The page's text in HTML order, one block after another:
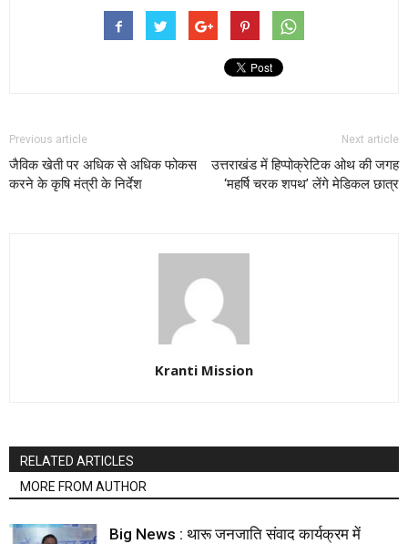
Previous article
जैविक खेती पर अधिक से अधिक फोकस
करने के कृषि मंत्री के निर्देश
Next article
उत्तराखंड में हिप्पोक्रेटिक ओथ की जगह
‘महर्षि चरक शपथ’ लेंगे मेडिकल छात्र
Kranti Mission
RELATED ARTICLES
MORE FROM AUTHOR
Big News : थारू जनजाति संवाद कार्यक्रम में